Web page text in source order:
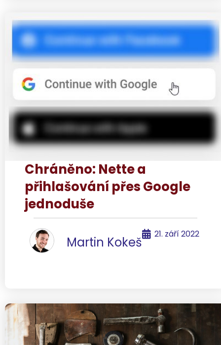
Chráněno: Nette a
přihlašování přes Google
jednoduše
Martin Kokeš 21. září 2022